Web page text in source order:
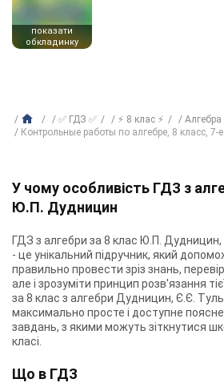
показати
обкладинку
✅ ГДЗ ✅ ⚡ 8 клас ⚡
Контрольные работы по алгебре, 8 класс, 7-
У чому особливість ГДЗ з
Ю.П. Дудницин
ГДЗ з алгебри за 8 клас Ю.П.
- це унікальний підручник, який
правильно провести зріз знань,
але і зрозуміти принцип розв'язання
за 8 клас з алгебри Дудницин, Є.Є.
максимально просте і доступне
завдань, з якими можуть зіткнутися
класі.
Що в ГДЗ